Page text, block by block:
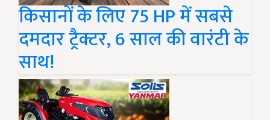
किसानों के लिए 75 HP में सबसे
दमदार ट्रैक्टर, 6 साल की वारंटी के
साथ!